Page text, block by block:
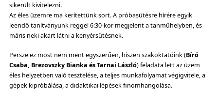
sikerült kivitelezni.
Az éles üzemre ma kerítettünk sort. A próbasütésre hírére egyik
leendő tanítványunk reggel 6:30-kor megjelent a tanműhelyben, és
máris neki akart látni a kenyérsütésnek.
Persze ez most nem ment egyszerűen, hiszen szakoktatóink (Bíró
Csaba, Brezovszky Bianka és Tarnai László) feladata lett az üzem
éles helyzetben való tesztelése, a teljes munkafolyamat végigvitele, a
gépek kipróbálása, a didaktikai lépések finomhangolása.